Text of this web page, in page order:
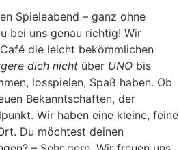
Spieleabend – ganz ohne
bei uns genau richtig! Wir
die leicht bekömmlichen
dich nicht über UNO bis
losspielen, Spaß haben. Ob
Bekanntschaften, der
Wir haben eine kleine, feine
Du möchtest deinen